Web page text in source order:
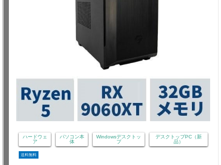
ハードウェ
ア
パソコン本
体
Windowsデスクトッ
プ
デスクトップPC（新
品）
送料無料